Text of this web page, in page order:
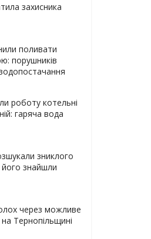
захисника
поливати
порушників
роботу котельні
гаряча вода
зниклого
його знайшли
через можливе
Тернопільщині